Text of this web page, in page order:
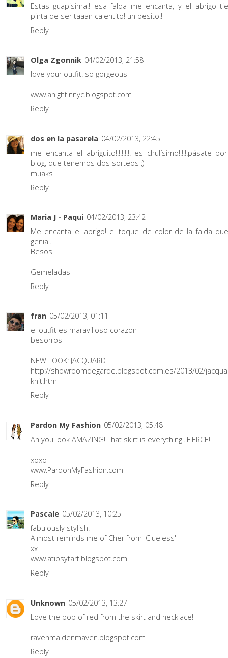
Estas guapisima!! esa falda me encanta, y el abrigo
pinta de ser taaan calentito! un besito!!
Reply
Olga Zgonnik 04/02/2013, 21:58
love your outfit! so gorgeous
www.anightinnyc.blogspot.com
Reply
dos en la pasarela 04/02/2013, 22:45
me encanta el abriguito!!!!!!!!!! es chulísimo!!!!!!pásate
blog, que tenemos dos sorteos ;)
muaks
Reply
Maria J - Paqui 04/02/2013, 23:42
Me encanta el abrigo! el toque de color de la falda
genial.
Besos.
Gemeladas
Reply
fran 05/02/2013, 01:11
el outfit es maravilloso corazon
besorros
NEW LOOK: JACQUARD
http://showroomdegarde.blogspot.com.es/2013/02/
knit.html
Reply
Pardon My Fashion 05/02/2013, 05:48
Ah you look AMAZING! That skirt is everything...FIERCE!
xoxo
www.PardonMyFashion.com
Reply
Pascale 05/02/2013, 10:25
fabulously stylish.
Almost reminds me of Cher from 'Clueless'
xx
www.atipsytart.blogspot.com
Reply
Unknown 05/02/2013, 13:27
Love the pop of red from the skirt and necklace!
ravenmaidenmaven.blogspot.com
Reply